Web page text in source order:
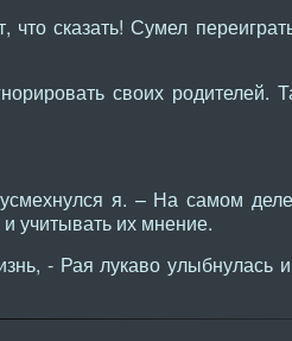
сказать! Сумел
своих родителей.
я. – На самом деле
учитывать их мнение.
- Рая лукаво улыбнулась